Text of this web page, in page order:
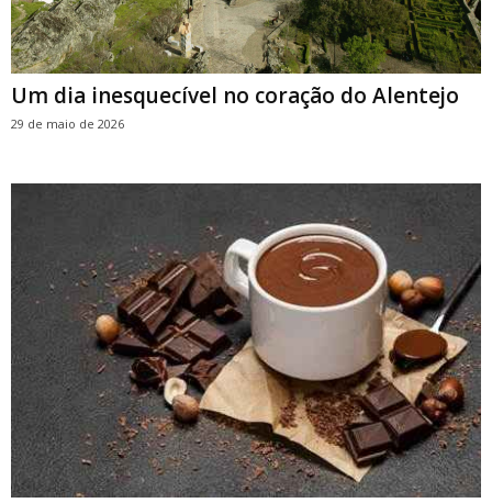
Um dia inesquecível no coração do Alentejo
29 de maio de 2026